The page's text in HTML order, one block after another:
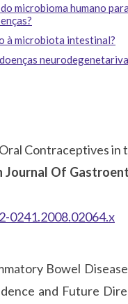
microbioma humano
à microbiota intestinal?
Contraceptives
Journal Of
0241.2008.02064.x
Bowel
and Future